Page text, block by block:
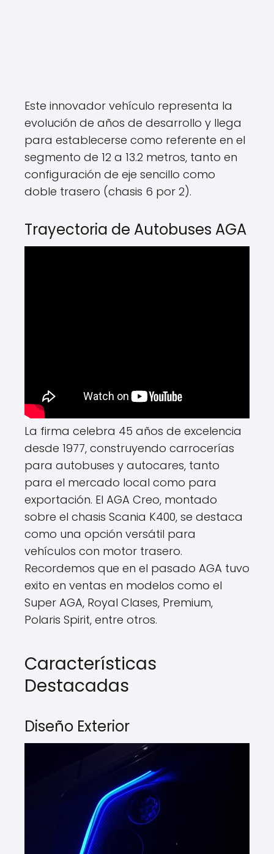
Este innovador vehículo representa la
evolución de años de desarrollo y llega
para establecerse como referente en el
segmento de 12 a 13.2 metros, tanto en
configuración de eje sencillo como
doble trasero (chasis 6 por 2).
Trayectoria de Autobuses AGA
La firma celebra 45 años de excelencia
desde 1977, construyendo carrocerías
para autobuses y autocares, tanto
para el mercado local como para
exportación. El AGA Creo, montado
sobre el chasis Scania K400, se destaca
como una opción versátil para
vehículos con motor trasero.
Recordemos que en el pasado AGA tuvo
exito en ventas en modelos como el
Super AGA, Royal Clases, Premium,
Polaris Spirit, entre otros.
Características
Destacadas
Diseño Exterior